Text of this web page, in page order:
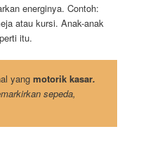
energinya. Contoh:
atau kursi. Anak-anak
itu.
yangmotorik kasar.
sepeda,